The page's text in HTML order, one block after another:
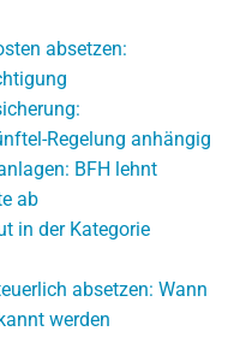
absetzen:
Regelung anhängig
BFH lehnt
ab
in der Kategorie
absetzen: Wann
werden